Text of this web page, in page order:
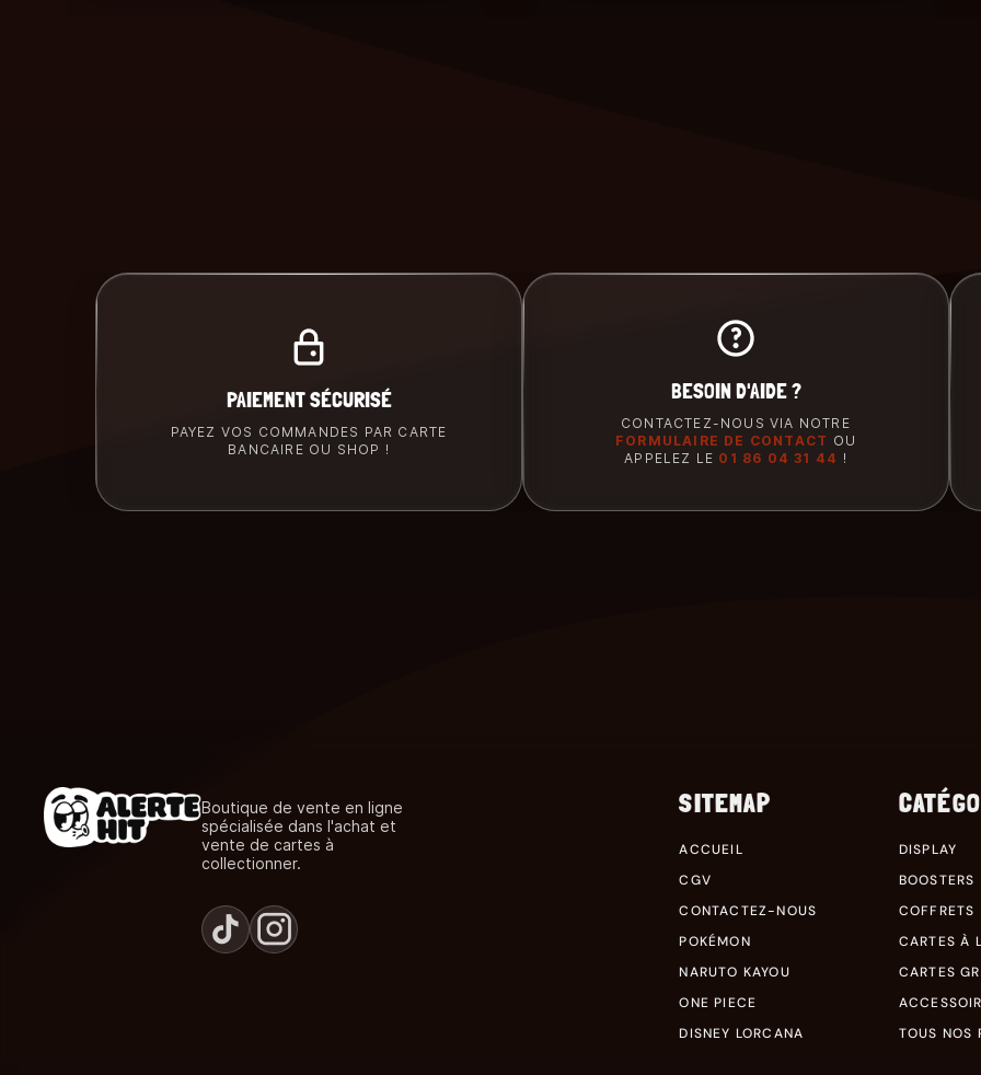
PAIEMENT SÉCURISÉ
PAYEZ VOS COMMANDES PAR CARTE
BANCAIRE OU SHOP !
BESOIN D'AIDE ?
CONTACTEZ-NOUS VIA NOTRE
FORMULAIRE DE CONTACT OU
APPELEZ LE 01 86 04 31 44 !
Boutique de vente en ligne
spécialisée dans l'achat et
vente de cartes à
collectionner.
SITEMAP
ACCUEIL
CGV
CONTACTEZ-NOUS
POKÉMON
NARUTO KAYOU
ONE PIECE
DISNEY LORCANA
DISPLAY
BOOSTERS
COFFRETS
CARTES À
CARTES
TOUS NOS